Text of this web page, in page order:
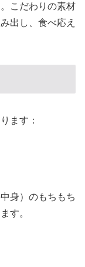
こだわりの素材
出し、食べ応え
ます：
身）のもちもち
す。